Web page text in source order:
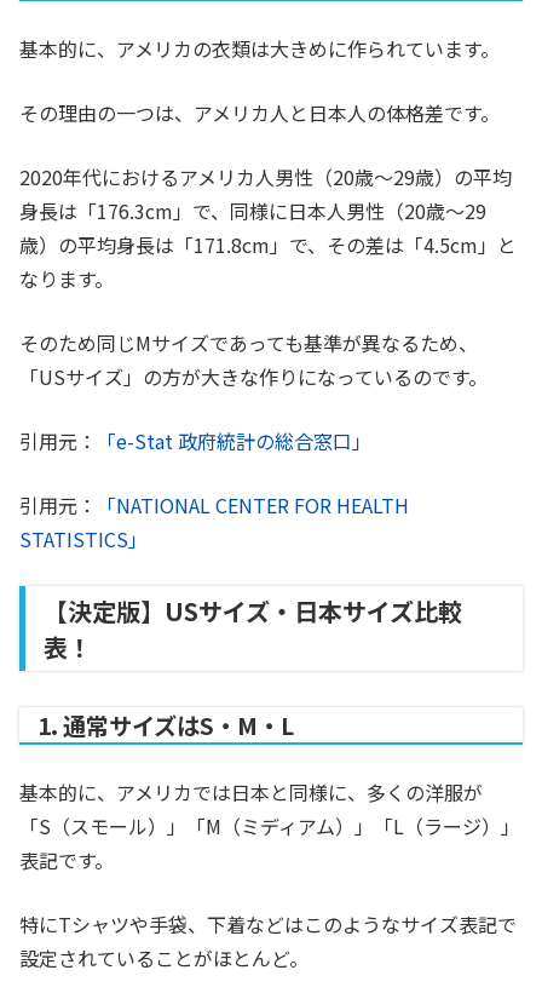
基本的に、アメリカの衣類は大きめに作られています。
その理由の一つは、アメリカ人と日本人の体格差です。
2020年代におけるアメリカ人男性（20歳～29歳）の平均
身長は「176.3cm」で、同様に日本人男性（20歳～29
歳）の平均身長は「171.8cm」で、その差は「4.5cm」と
なります。
そのため同じMサイズであっても基準が異なるため、
「USサイズ」の方が大きな作りになっているのです。
引用元： 「e-Stat 政府統計の総合窓口」
引用元：
「NATIONAL CENTER FOR HEALTH
STATISTICS」
【決定版】USサイズ・日本サイズ比較
表！
1. 通常サイズはS・M・L
基本的に、アメリカでは日本と同様に、多くの洋服が
「S（スモール）」「M（ミディアム）」「L（ラージ）」
表記です。
特にTシャツや手袋、下着などはこのようなサイズ表記で
設定されていることがほとんど。